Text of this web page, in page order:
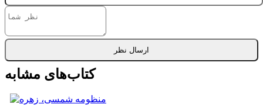
ارسال نظر
کتاب‌های مشابه